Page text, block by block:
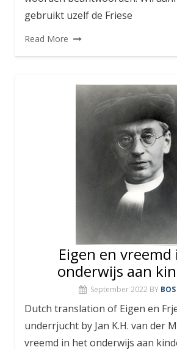
gebruikt uzelf de Friese
Read More
Eigen en
onderwijs aan
September 2022 BY
Dutch translation of Eigen en
underrjucht by Jan K.H. van der
vreemd in het onderwijs aan